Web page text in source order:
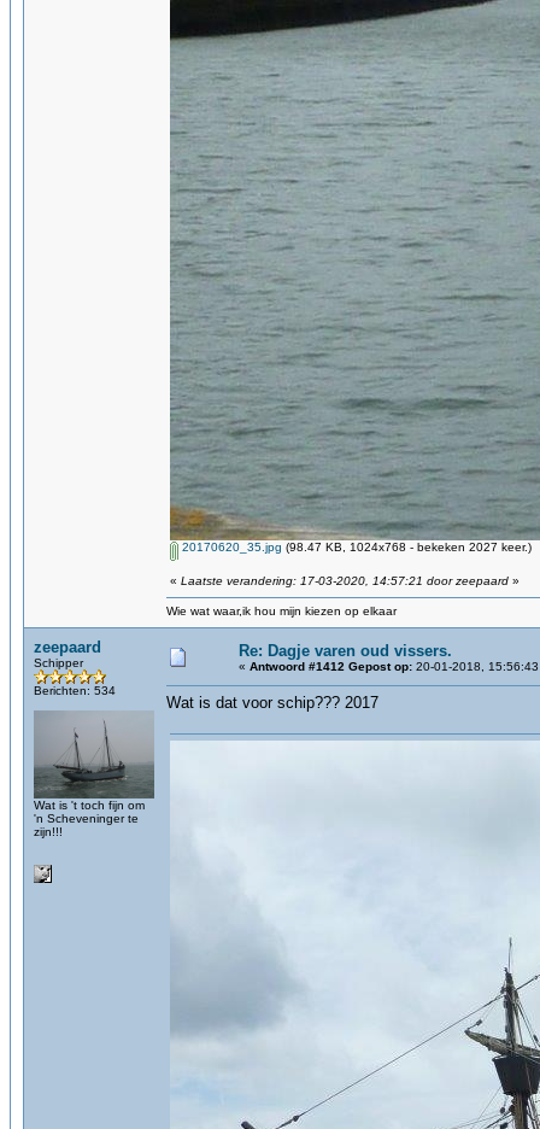
20170620_35.jpg (98.47 KB, 1024x768 - bekeken 2027 keer.)
« Laatste verandering: 17-03-2020, 14:57:21 door zeepaard »
Wie wat waar,ik hou mijn kiezen op elkaar
zeepaard
Schipper
Berichten: 534
Wat is 't toch fijn om
'n Scheveninger te
zijn!!!
Re: Dagje varen oud vissers.
« Antwoord #1412 Gepost op: 20-01-2018,
Wat is dat voor schip??? 2017